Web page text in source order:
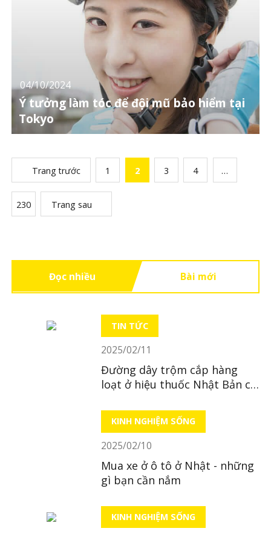
04/10/2024
Ý tưởng làm tóc để đội mũ bảo hiểm tại
Tokyo
Trang trước 1 2 3 4 …
230 Trang sau
Đọc nhiều Bài mới
TIN TỨC
2025/02/11
Đường dây trộm cắp hàng
loạt ở hiệu thuốc Nhật Bản có
KINH NGHIỆM SỐNG
2025/02/10
Mua xe ở ô tô ở Nhật - những
gì bạn cần nắm
KINH NGHIỆM SỐNG